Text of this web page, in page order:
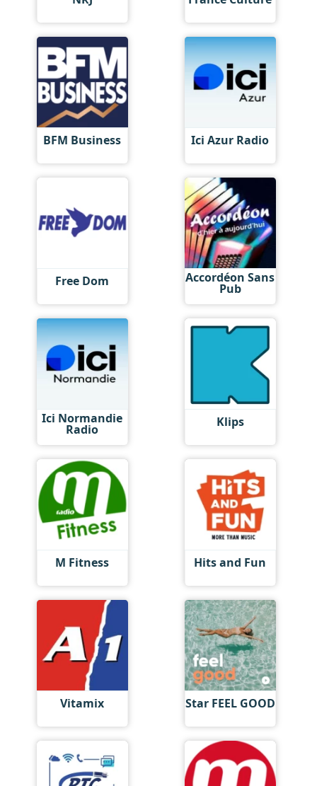
BFM Business Ici Azur Radio
Free Dom Accordéon Sans
Pub
Ici Normandie
Radio Klips
M Fitness Hits and Fun
Vitamix Star FEEL GOOD